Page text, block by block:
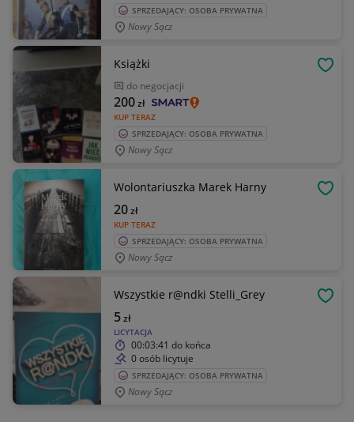
SPRZEDAJĄCY: OSOBA PRYWATNA
Nowy Sącz
Książki
do negocjacji
KUP TERAZ
200zł
SPRZEDAJĄCY: OSOBA PRYWATNA
Nowy Sącz
Wolontariuszka Marek Harny
KUP TERAZ
20zł
SPRZEDAJĄCY: OSOBA PRYWATNA
Nowy Sącz
Wszystkie r@ndki Stelli_Grey
LICYTACJA
5zł
00:03:41 do końca
0 osób licytuje
SPRZEDAJĄCY: OSOBA PRYWATNA
Nowy Sącz